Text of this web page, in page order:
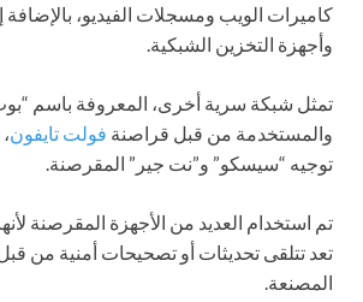
كاميرات الويب ومسجلات الفيديو، بالإضافة
وأجهزة التخزين الشبكية.
والمستخدمة من قبل قراصنة فولت تايفون
توجيه “سيسكو” و”نت جير” المقرصنة.
تم استخدام العديد من الأجهزة المقرصنة
تعد تتلقى تحديثات أو تصحيحات أمنية من
المصنعة.